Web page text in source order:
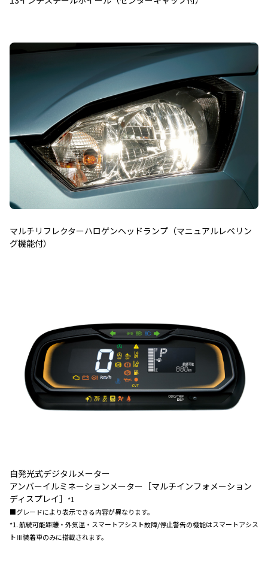
マルチリフレクターハロゲンヘッドランプ（マニュアルレベリン
グ機能付）
自発光式デジタルメーター
アンバーイルミネーションメーター［マルチインフォメーション
ディスプレイ］
*1
■グレードにより表示できる内容が異なります。
*1. 航続可能距離・外気温・スマートアシスト故障/停止警告の機能はスマートアシス
トⅢ装着車のみに搭載されます。